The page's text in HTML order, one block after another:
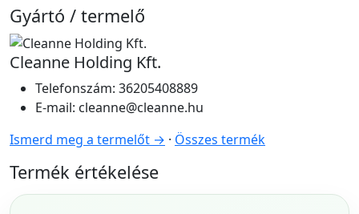
Gyártó / termelő
Cleanne Holding Kft.
Telefonszám: 36205408889
E-mail: cleanne@cleanne.hu
Ismerd meg a termelőt → · Összes termék
Termék értékelése